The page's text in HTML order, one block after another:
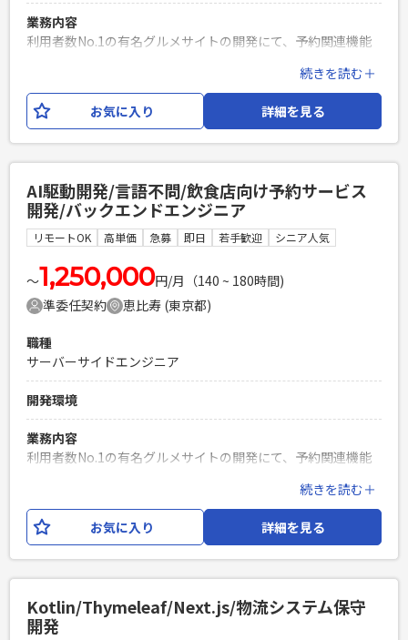
業務内容
利用者数No.1の有名グルメサイトの開発にて、予約関連機能
Web アプリ/APIの設計・開発および、パフォーマンス改善・
システムリモデリングなどの 非機能要求開発を担当いただく
予定です。 企画担当やデザイナーと議論をしながら、要件定
必須スキル
・下記いずれかを満たす方 └業務に強い方（業務の流れを
汲み取り設計や開発に落とし込む経験を有する方） └シス
テムの抜本的な改善など、大きな変更に対しての設計や構築
の経験を有する方 ・AIに頼らず手を動かしてコーディングが
できる方（言語や経験年数は不問） ・AIを用いた開発が可能
な方 ・週1回の出社できる方
PHPを用いたWebサービスの開発経験4年以上
Laravelを用いた開発経験1年以上
続きを読む＋
お気に入り 詳細を見る
AI駆動開発/言語不問/飲食店向け予約サービス
開発/バックエンドエンジニア
リモートOK 高単価 急募 即日 若手歓迎 シニア人気
〜1,250,000円/月（140 ~ 180時間)
準委任契約
恵比寿 (東京都)
職種
サーバーサイドエンジニア
開発環境
業務内容
利用者数No.1の有名グルメサイトの開発にて、予約関連機能
駆動開発を取り入れながら、モノリシックに構成された予
約・在庫管理システムを、 ドメインごとに切り出しマイクロ
サービス化していく構想となっております。 予約在庫に関す
当やデザイナーと議論をしながら、要件定義・サービス改善
提案から設計・実装・リリースまでをご担当いただきます。
続きを読む＋
お気に入り 詳細を見る
Kotlin/Thymeleaf/Next.js/物流システム保守
開発